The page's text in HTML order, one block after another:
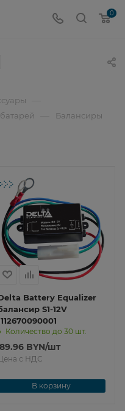
0
Балансиры
Battery Equalizer
S1-12V
Количество до 30 шт.
89.96BYN/шт
с НДС
В корзину